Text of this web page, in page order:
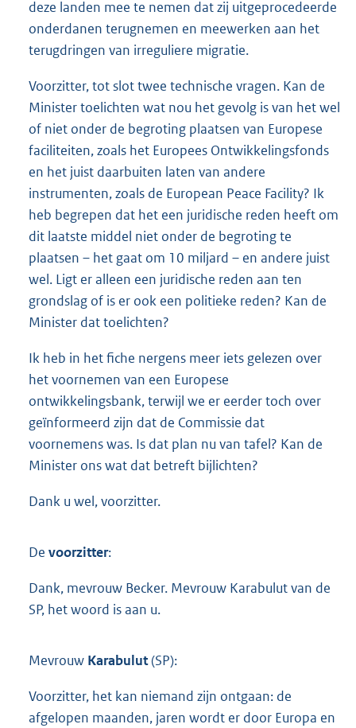
deze landen mee te nemen dat zij uitgeprocedeerde
onderdanen terugnemen en meewerken aan het
terugdringen van irreguliere migratie.
Voorzitter, tot slot twee technische vragen. Kan de
Minister toelichten wat nou het gevolg is van het wel
of niet onder de begroting plaatsen van Europese
faciliteiten, zoals het Europees Ontwikkelingsfonds
en het juist daarbuiten laten van andere
instrumenten, zoals de European Peace Facility? Ik
heb begrepen dat het een juridische reden heeft om
dit laatste middel niet onder de begroting te
plaatsen – het gaat om 10 miljard – en andere juist
wel. Ligt er alleen een juridische reden aan ten
grondslag of is er ook een politieke reden? Kan de
Minister dat toelichten?
Ik heb in het fiche nergens meer iets gelezen over
het voornemen van een Europese
ontwikkelingsbank, terwijl we er eerder toch over
geïnformeerd zijn dat de Commissie dat
voornemens was. Is dat plan nu van tafel? Kan de
Minister ons wat dat betreft bijlichten?
Dank u wel, voorzitter.
De voorzitter:
Dank, mevrouw Becker. Mevrouw Karabulut van de
SP, het woord is aan u.
Mevrouw Karabulut(SP):
Voorzitter, het kan niemand zijn ontgaan: de
afgelopen maanden, jaren wordt er door Europa en